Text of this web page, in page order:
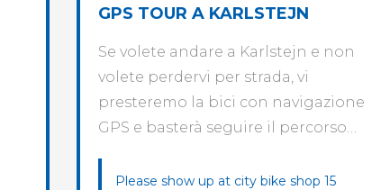
GPS TOUR A KARLSTEJN
Se volete andare a Karlstejn e non
volete perdervi per strada, vi
presteremo la bici con navigazione
GPS e basterà seguire il percorso…
Please show up at city bike shop 15